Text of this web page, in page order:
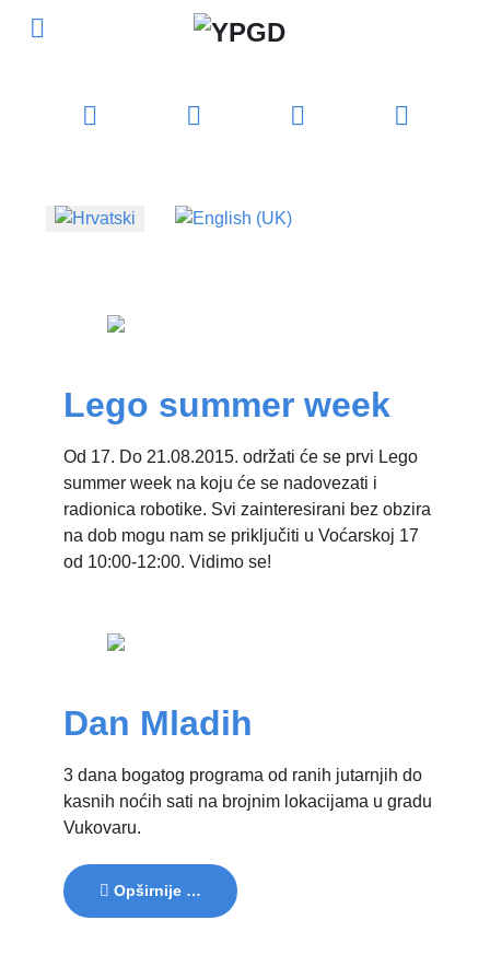
Odaberite svoj jezik
Lego summer week
Od 17. Do 21.08.2015. održati će se prvi Lego
summer week na koju će se nadovezati i
radionica robotike. Svi zainteresirani bez obzira
na dob mogu nam se priključiti u Voćarskoj 17
od 10:00-12:00. Vidimo se!
Dan Mladih
3 dana bogatog programa od ranih jutarnjih do
kasnih noćih sati na brojnim lokacijama u gradu
Vukovaru.
Opširnije …